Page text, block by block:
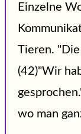
Einzelne
Tieren.
(42)"Wir
wo man